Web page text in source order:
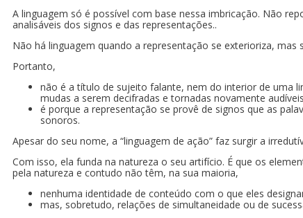
A linguagem só é possível com base nessa imbricação. Não
analisáveis dos signos e das representações..
Não há linguagem quando a representação se exterioriza,
Portanto,
não é a título de sujeito falante, nem do interior de uma
mudas a serem decifradas e tornadas novamente
é porque a representação se provê de signos que as
sonoros.
Apesar do seu nome, a “linguagem de ação” faz surgir a
Com isso, ela funda na natureza o seu artifício. É que os
pela natureza e contudo não têm, na sua maioria,
nenhuma identidade de conteúdo com o que eles
mas, sobretudo, relações de simultaneidade ou de